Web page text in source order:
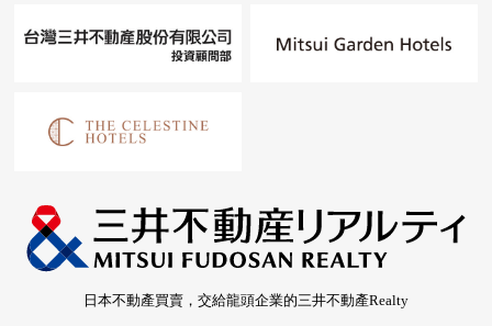
日本不動產買賣，交給龍頭企業的三井不動產Realty